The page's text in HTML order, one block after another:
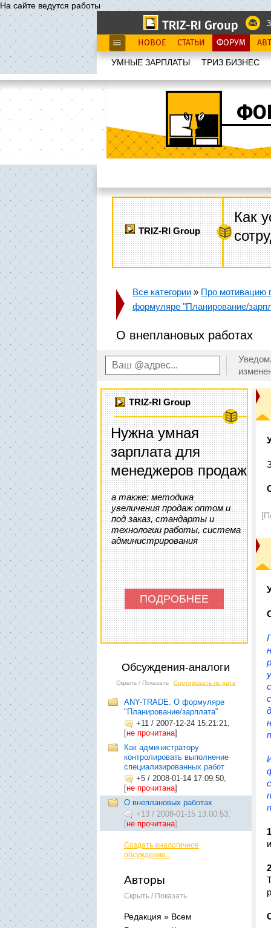
На сайте ведутся работы
НОВОЕ СТАТЬИ ФОРУМ
УМНЫЕ ЗАРПЛАТЫ ТРИЗ.БИЗНЕС
TRIZ-RI Group
Как
Все категории » Про мотивацию
формуляре "Планирование/
О внеплановых работах
TRIZ-RI Group
Нужна умная
зарплата для
менеджеров продаж
а также: методика
увеличения продаж оптом и
под заказ, стандарты и
технологии работы, система
администрирования
ПОДРОБНЕЕ
Обсуждения-аналоги
Скрыть / Показать Сортировать по дате
ANY-TRADE. О формуляре
"Планирование/зарплата"
+11 / 2007-12-24 15:21:21,
[не прочитана]
Как администратору
контролировать выполнение
специализированных работ
+5 / 2008-01-14 17:09:50,
[не прочитана]
О внеплановых работах
+13 / 2008-01-15 13:00:53,
[не прочитана]
Создать аналогичное
обсуждение...
Авторы
Скрыть / Показать
Редакция » Всем